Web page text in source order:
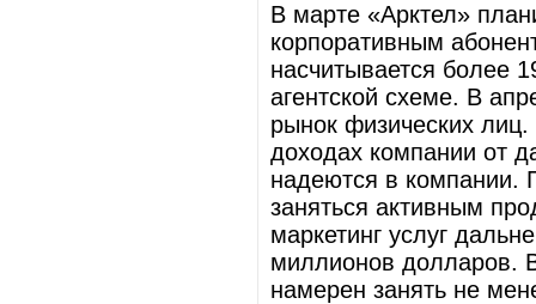
В марте «Арктел»
корпоративным
насчитывается более
агентской схеме. В
рынок физических
доходах компании от
надеются в компании.
заняться активным
маркетинг услуг
миллионов долларов.
намерен занять не